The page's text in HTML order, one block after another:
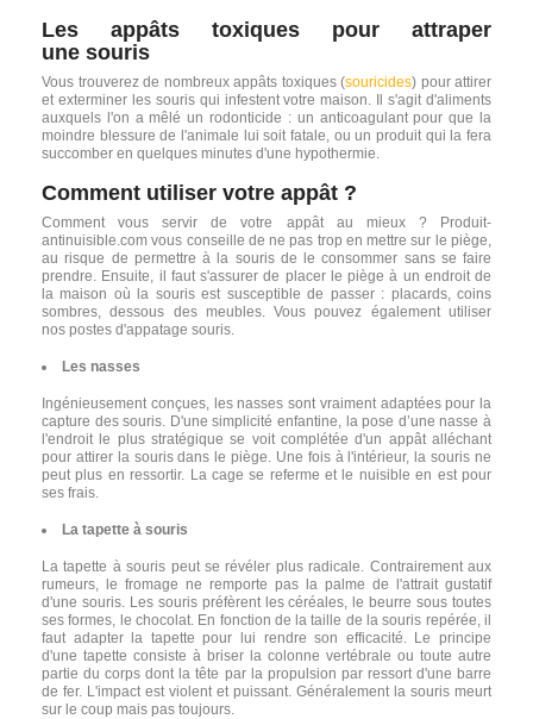
Les appâts toxiques pour attraper
une souris
Vous trouverez de nombreux appâts toxiques (souricides) pour attirer
et exterminer les souris qui infestent votre maison. Il s'agit d'aliments
auxquels l'on a mêlé un rodonticide : un anticoagulant pour que la
moindre blessure de l'animale lui soit fatale, ou un produit qui la fera
succomber en quelques minutes d'une hypothermie.
Comment utiliser votre appât ?
Comment vous servir de votre appât au mieux ? Produit-
antinuisible.com vous conseille de ne pas trop en mettre sur le piège,
au risque de permettre à la souris de le consommer sans se faire
prendre. Ensuite, il faut s'assurer de placer le piège à un endroit de
la maison où la souris est susceptible de passer : placards, coins
sombres, dessous des meubles. Vous pouvez également utiliser
nos postes d'appatage souris.
Les nasses
Ingénieusement conçues, les nasses sont vraiment adaptées pour la
capture des souris. D'une simplicité enfantine, la pose d’une nasse à
l'endroit le plus stratégique se voit complétée d'un appât alléchant
pour attirer la souris dans le piège. Une fois à l'intérieur, la souris ne
peut plus en ressortir. La cage se referme et le nuisible en est pour
ses frais.
La tapette à souris
La tapette à souris peut se révéler plus radicale. Contrairement aux
rumeurs, le fromage ne remporte pas la palme de l'attrait gustatif
d'une souris. Les souris préfèrent les céréales, le beurre sous toutes
ses formes, le chocolat. En fonction de la taille de la souris repérée, il
faut adapter la tapette pour lui rendre son efficacité. Le principe
d'une tapette consiste à briser la colonne vertébrale ou toute autre
partie du corps dont la tête par la propulsion par ressort d'une barre
de fer. L'impact est violent et puissant. Généralement la souris meurt
sur le coup mais pas toujours.